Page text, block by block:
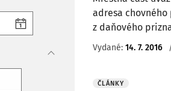
adresa
z daňového
Vydané: 14. 7. 2016
ČLÁNKY